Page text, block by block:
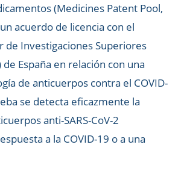
(Medicines Patent Pool,
acuerdo de licencia con el
de Investigaciones Superiores
de España en relación con una
de anticuerpos contra el COVID-
se detecta eficazmente la
anti-SARS-CoV-2
a la COVID-19 o a una